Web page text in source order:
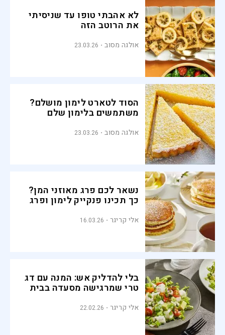
לא אהבתי טופו עד שניסיתי
את הרוטב הזה
אולגה מסוב 23.03.26
הסוד לטארט לימון מושלם?
משתמשים בלימון שלם
אולגה מסוב 23.03.26
נשאר לכם פרג מאוזני המן?
כך תכינו פנקייק לימון ופרג
אלי קריגר 16.03.26
בלי להדליק אש: המנה עם דג
טרי שמרגישה מסעדה בבית
אלי קריגר 22.02.26